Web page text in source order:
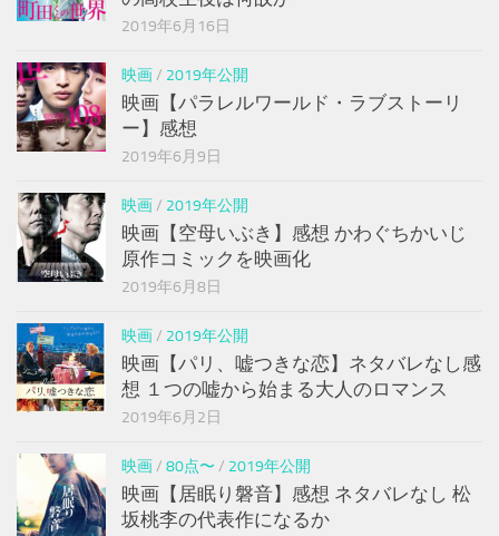
2019年6月16日
映画/ 2019年公開
映画【パラレルワールド・ラブストーリ
ー】感想
2019年6月9日
映画/ 2019年公開
映画【空母いぶき】感想 かわぐちかいじ
原作コミックを映画化
2019年6月8日
映画/ 2019年公開
映画【パリ、嘘つきな恋】ネタバレなし感
想 １つの嘘から始まる大人のロマンス
2019年6月2日
映画/ 80点〜 / 2019年公開
映画【居眠り磐音】感想 ネタバレなし 松
坂桃李の代表作になるか